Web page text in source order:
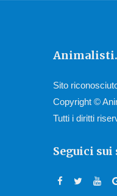
Sito
Copyright ©
Tutti i diritti
Seguici sui